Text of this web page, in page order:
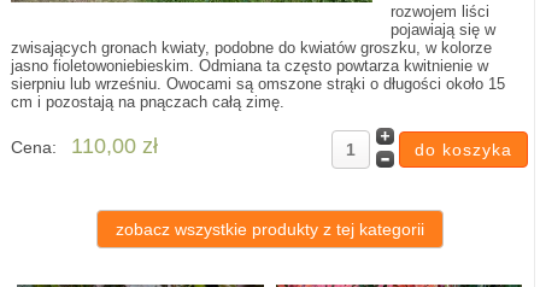
rozwojem liści
pojawiają się w
zwisających gronach kwiaty, podobne do kwiatów groszku, w kolorze
jasno fioletowoniebieskim. Odmiana ta często powtarza kwitnienie w
sierpniu lub wrześniu. Owocami są omszone strąki o długości około 15
cm i pozostają na pnączach całą zimę.
Cena: 110,00 zł
zobacz wszystkie produkty z tej kategorii